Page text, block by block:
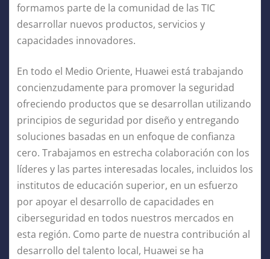
formamos parte de la comunidad de las TIC
desarrollar nuevos productos, servicios y
capacidades innovadores.
En todo el Medio Oriente, Huawei está trabajando
concienzudamente para promover la seguridad
ofreciendo productos que se desarrollan utilizando
principios de seguridad por diseño y entregando
soluciones basadas en un enfoque de confianza
cero. Trabajamos en estrecha colaboración con los
líderes y las partes interesadas locales, incluidos los
institutos de educación superior, en un esfuerzo
por apoyar el desarrollo de capacidades en
ciberseguridad en todos nuestros mercados en
esta región. Como parte de nuestra contribución al
desarrollo del talento local, Huawei se ha